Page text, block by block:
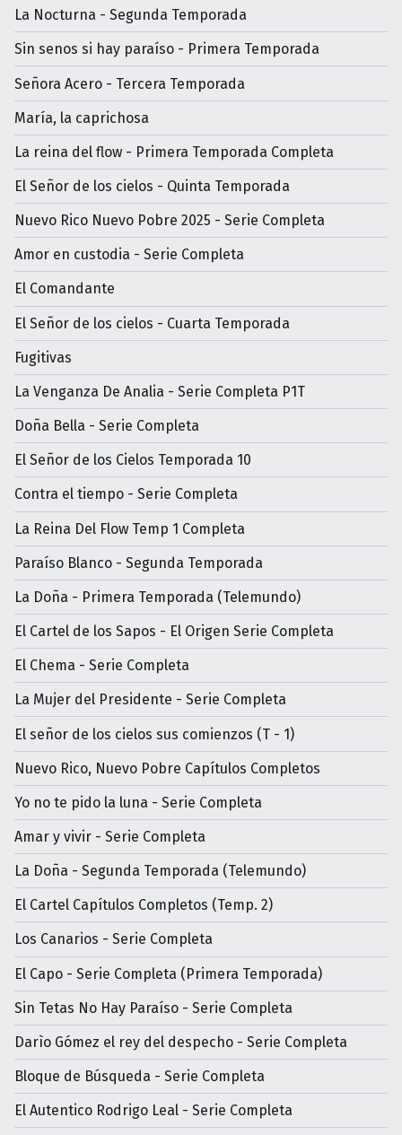
La Nocturna - Segunda Temporada
Sin senos si hay paraíso - Primera Temporada
Señora Acero - Tercera Temporada
María, la caprichosa
La reina del flow - Primera Temporada Completa
El Señor de los cielos - Quinta Temporada
Nuevo Rico Nuevo Pobre 2025 - Serie Completa
Amor en custodia - Serie Completa
El Comandante
El Señor de los cielos - Cuarta Temporada
Fugitivas
La Venganza De Analia - Serie Completa P1T
Doña Bella - Serie Completa
El Señor de los Cielos Temporada 10
Contra el tiempo - Serie Completa
La Reina Del Flow Temp 1 Completa
Paraíso Blanco - Segunda Temporada
La Doña - Primera Temporada (Telemundo)
El Cartel de los Sapos - El Origen Serie Completa
El Chema - Serie Completa
La Mujer del Presidente - Serie Completa
El señor de los cielos sus comienzos (T - 1)
Nuevo Rico, Nuevo Pobre Capítulos Completos
Yo no te pido la luna - Serie Completa
Amar y vivir - Serie Completa
La Doña - Segunda Temporada (Telemundo)
El Cartel Capítulos Completos (Temp. 2)
Los Canarios - Serie Completa
El Capo - Serie Completa (Primera Temporada)
Sin Tetas No Hay Paraíso - Serie Completa
Darìo Gómez el rey del despecho - Serie Completa
Bloque de Búsqueda - Serie Completa
El Autentico Rodrigo Leal - Serie Completa